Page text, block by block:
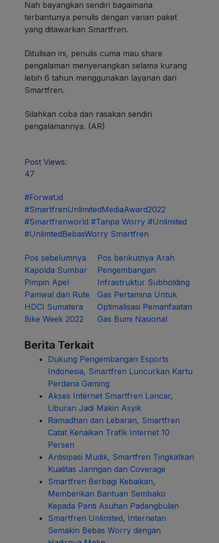
Nah bayangkan sendiri bagaimana
terbantunya penulis dengan varian paket
yang ditawarkan Smartfren.
Ditulisan ini, penulis cuma mau share
pengalaman menyenangkan selama kurang
lebih 6 tahun menggunakan layanan dari
Smartfren.
Silahkan coba dan rasakan sendiri
pengalamannya. (AR)
Post Views:
47
#Forwat.id
#SmartfrenUnlimitedMediaAward2022
#Smartfrenworld #Tanpa Worry #Unlimited
#UnlimtedBebasWorry Smartfren
Navigasi
pos
Pos sebelumnya
Kapolda Sumbar
Pimpin Apel
Pamwal dan Rute
HDCI Sumatera
Bike Week 2022
Pos berikutnya Arah
Pengembangan
Infrastruktur Subholding
Gas Pertamina Untuk
Optimalisasi Pemanfaatan
Gas Bumi Nasional
Berita Terkait
Dukung Pengembangan Esports
Indonesia, Smartfren Luncurkan Kartu
Perdana Gaming
Akses Internet Smartfren Lancar,
Liburan Jadi Makin Asyik
Ramadhan dan Lebaran, Smartfren
Catat Kenaikan Trafik Internet 10
Persen
Antisipasi Mudik, Smartfren Tingkatkan
Kualitas Jaringan dan Coverage
Smartfren Berbagi Kebaikan,
Memberikan Bantuan Sembako
Kepada Panti Asuhan Padangbulan
Smartfren Unlimited, Internetan
Semakin Bebas Worry dengan